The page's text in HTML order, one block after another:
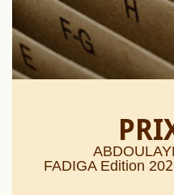
FADIGA Edition 20